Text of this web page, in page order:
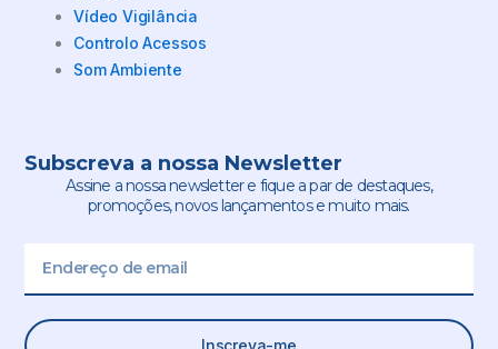
Vídeo Vigilância
Controlo Acessos
Som Ambiente
Subscreva a nossa Newsletter
Assine a nossa newsletter e fique a par de destaques,
promoções, novos lançamentos e muito mais.
Inscreva-me